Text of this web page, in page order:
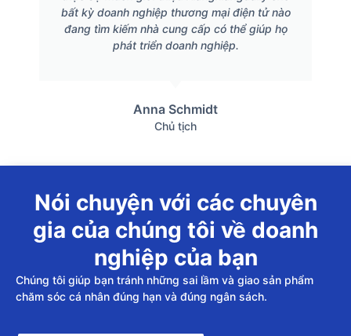
bất kỳ doanh nghiệp thương mại điện tử nào
đang tìm kiếm nhà cung cấp có thể giúp họ
phát triển doanh nghiệp.
Anna Schmidt
Chủ tịch
Nói chuyện với các chuyên
gia của chúng tôi về doanh
nghiệp của bạn
Chúng tôi giúp bạn tránh những sai lầm và giao sản phẩm
chăm sóc cá nhân đúng hạn và đúng ngân sách.